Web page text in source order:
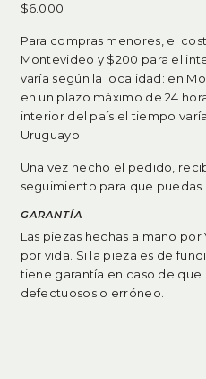
$6.000
Para compras menores, el
Montevideo y $200 para el
varía según la localidad: en
en un plazo máximo de 24
interior del país el tiempo
Uruguayo
Una vez hecho el pedido,
seguimiento para que puedas
GARANTÍA
Las piezas hechas a mano
por vida. Si la pieza es de
tiene garantía en caso de
defectuosos o erróneo